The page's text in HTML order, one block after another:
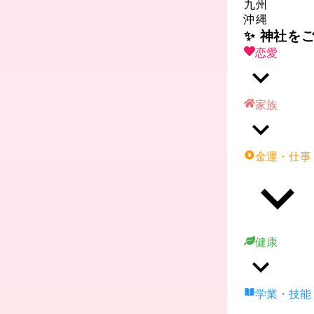
九州
沖縄
✨ 神社を
恋愛
家族
金運・仕事
健康
学業・技能